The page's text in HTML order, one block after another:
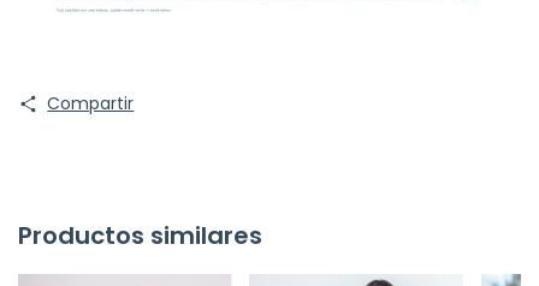
Compartir
Productos similares